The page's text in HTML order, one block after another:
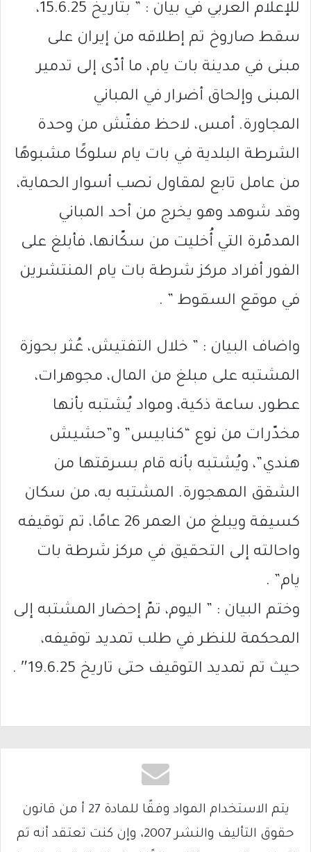
للإعلام العربي في بيان : ” بتاريخ 15.6.25،
سقط صاروخ تم إطلاقه من إيران على
مبنى في مدينة بات يام، ما أدّى إلى تدمير
المبنى وإلحاق أضرار في المباني
المجاورة. أمس، لاحظ مفتّش من وحدة
الشرطة البلدية في بات يام سلوكًا مشبوهًا
من عامل تابع لمقاول نصب أسوار الحماية،
وقد شوهد وهو يخرج من أحد المباني
المدمّرة التي أُخليت من سكّانها، فأبلغ على
الفور أفراد مركز شرطة بات يام المنتشرين
في موقع السقوط ” .
واضاف البيان : ” خلال التفتيش، عُثر بحوزة
المشتبه على مبلغ من المال، مجوهرات،
عطور، ساعة ذكية، ومواد يُشتبه بأنها
مخدّرات من نوع “كنابيس” و”حشيش
هندي”، ويُشتبه بأنه قام بسرقتها من
الشقق المهجورة. المشتبه به، من سكان
كسيفة ويبلغ من العمر 26 عامًا، تم توقيفه
واحالته إلى التحقيق في مركز شرطة بات
يام” .
وختم البيان : ” اليوم، تمّ إحضار المشتبه إلى
المحكمة للنظر في طلب تمديد توقيفه،
حيث تم تمديد التوقيف حتى تاريخ 19.6.25″ .
يتم الاستخدام المواد وفقًا للمادة 27 أ من قانون
حقوق التأليف والنشر 2007، وإن كنت تعتقد أنه تم